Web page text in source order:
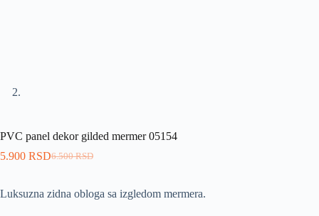
PVC panel dekor gilded mermer 05154
6.500RSD
5.900 RSD
Luksuzna zidna obloga sa izgledom mermera.